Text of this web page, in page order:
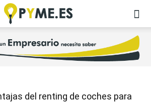
del renting de coches para